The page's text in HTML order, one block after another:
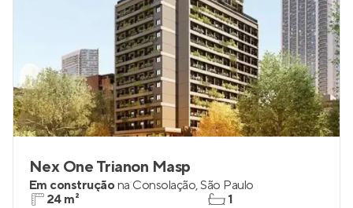
Nex One Trianon Masp
Em construçãona Consolação,São Paulo
24 m²
1